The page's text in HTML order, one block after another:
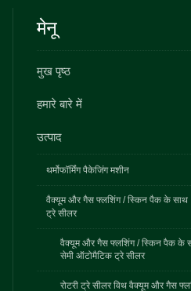
मेनू
मुख पृष्ठ
हमारे बारे में
उत्पाद
थर्मोफॉर्मिंग पैकेजिंग मशीन
वैक्यूम और गैस फ्लशिंग / स्किन पैक के साथ
ट्रे सीलर
वैक्यूम और गैस फ्लशिंग / स्किन पैक के
सेमी ऑटोमैटिक ट्रे सीलर
रोटरी ट्रे सीलर विथ वैक्यूम और गैस